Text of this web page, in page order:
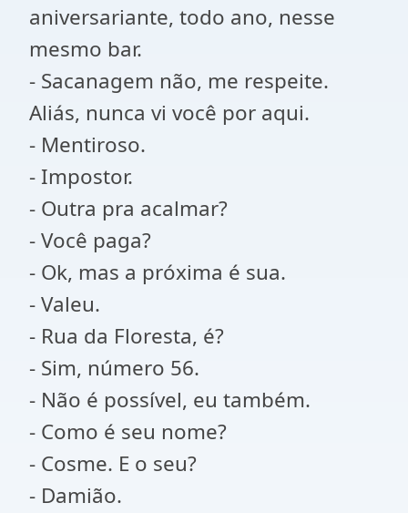
aniversariante, todo ano, nesse
mesmo bar.
- Sacanagem não, me respeite.
Aliás, nunca vi você por aqui.
- Mentiroso.
- Impostor.
- Outra pra acalmar?
- Você paga?
- Ok, mas a próxima é sua.
- Valeu.
- Rua da Floresta, é?
- Sim, número 56.
- Não é possível, eu também.
- Como é seu nome?
- Cosme. E o seu?
- Damião.